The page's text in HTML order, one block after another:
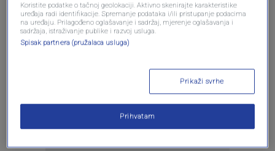
Oglas
Koristite podatke o tačnoj geolokaciji. Aktivno skenirajte karakteristike
uređaja radi identifikacije. Spremanje podataka i/ili pristupanje podacima
na uređaju. Prilagođeno oglašavanje i sadržaj, mjerenje oglašavanja i
sadržaja, istraživanje publike i razvoj usluga.
Spisak partnera (pružalaca usluga)
Prikaži svrhe
Prihvatam